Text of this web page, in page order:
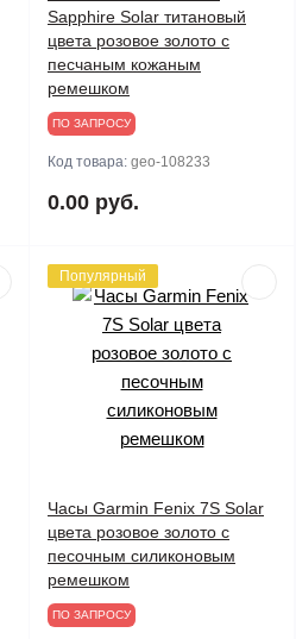
Sapphire Solar титановый
цвета розовое золото с
песчаным кожаным
ремешком
ПО ЗАПРОСУ
Код товара: geo-108233
0.00 руб.
Популярный
Часы Garmin Fenix 7S Solar
цвета розовое золото с
песочным силиконовым
ремешком
ПО ЗАПРОСУ